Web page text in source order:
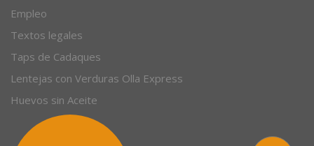
Empleo
Textos legales
Taps de Cadaques
Lentejas con Verduras Olla Express
Huevos sin Aceite